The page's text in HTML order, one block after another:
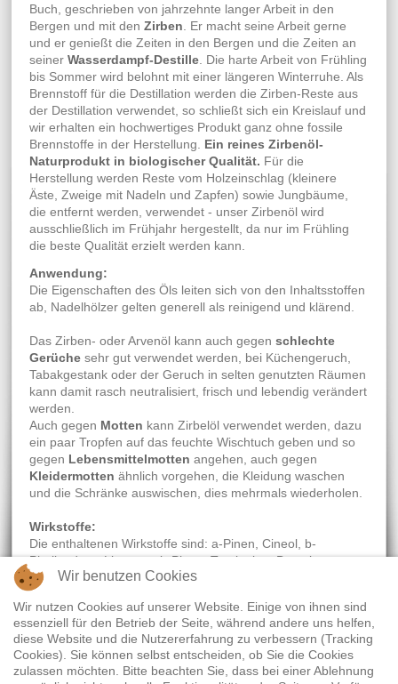
Buch, geschrieben von jahrzehnte langer Arbeit in den
Bergen und mit denZirben . Er macht seine Arbeit gerne
und er genießt die Zeiten in den Bergen und die Zeiten an
seinerWasserdampf-Destille . Die harte Arbeit von Frühling
bis Sommer wird belohnt mit einer längeren Winterruhe. Als
Brennstoff für die Destillation werden die Zirben-Reste aus
der Destillation verwendet, so schließt sich ein Kreislauf und
wir erhalten ein hochwertiges Produkt ganz ohne fossile
Brennstoffe in der Herstellung. Ein reines Zirbenöl-
Naturprodukt in biologischer Qualität. Für die
Herstellung werden Reste vom Holzeinschlag (kleinere
Äste, Zweige mit Nadeln und Zapfen) sowie Jungbäume,
die entfernt werden, verwendet - unser Zirbenöl wird
ausschließlich im Frühjahr hergestellt, da nur im Frühling
die beste Qualität erzielt werden kann.
Anwendung:
Die Eigenschaften des Öls leiten sich von den Inhaltsstoffen
ab, Nadelhölzer gelten generell als reinigend und klärend.
Das Zirben- oder Arvenöl kann auch gegenschlechte
Gerüche sehr gut verwendet werden, bei Küchengeruch,
Tabakgestank oder der Geruch in selten genutzten Räumen
kann damit rasch neutralisiert, frisch und lebendig verändert
werden.
Auch gegen Motten kann Zirbelöl verwendet werden, dazu
ein paar Tropfen auf das feuchte Wischtuch geben und so
gegen Lebensmittelmotten angehen, auch gegen
Kleidermotten ähnlich vorgehen, die Kleidung waschen
und die Schränke auswischen, dies mehrmals wiederholen.
Wirkstoffe:
Die enthaltenen Wirkstoffe sind: a-Pinen, Cineol, b-
Phellandren, Limonen, b-Pinen, Terpinolen, Bornylacetat.
Widerrufsrecht | Termine | Empfehlenswerte Links
Datenschutz
| Impressum
Wir benutzen Cookies
Wir nutzen Cookies auf unserer Website. Einige von ihnen sind
essenziell für den Betrieb der Seite, während andere uns helfen,
diese Website und die Nutzererfahrung zu verbessern (Tracking
Cookies). Sie können selbst entscheiden, ob Sie die Cookies
zulassen möchten. Bitte beachten Sie, dass bei einer Ablehnung